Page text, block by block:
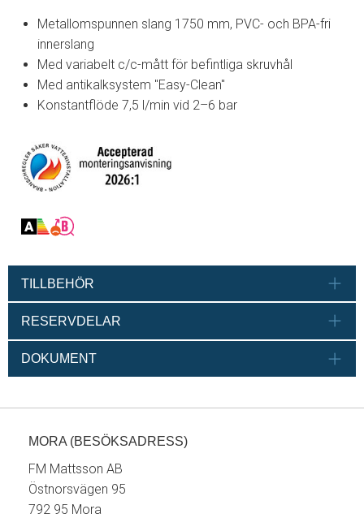
Metallomspunnen slang 1750 mm, PVC- och BPA-fri
innerslang
Med variabelt c/c-mått för befintliga skruvhål
Med antikalksystem "Easy-Clean"
Konstantflöde 7,5 l/min vid 2–6 bar
TILLBEHÖR
RESERVDELAR
DOKUMENT
MORA (BESÖKSADRESS)
FM Mattsson AB
Östnorsvägen 95
792 95 Mora